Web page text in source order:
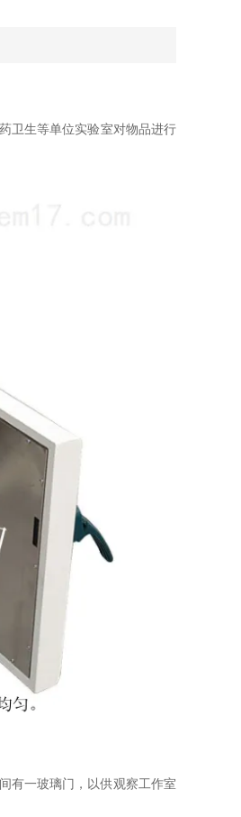
卫生等单位实验室对物品进行
有一玻璃门，以供观察工作室